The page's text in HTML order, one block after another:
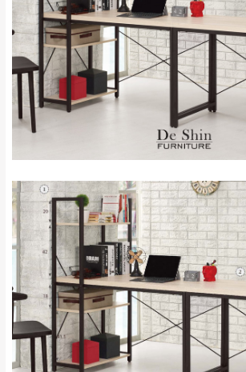
＊A108產品另收運費
新北
基隆
運費
$ 9,000以下：
NT$500元
＊A108產品另收運費
苗栗
$ 9,000以上：免
運費
$ 9,000以下：
NT$500元
＊A108產品另收運費
配送範圍：
苗栗至基隆；其它地區暫不開
地型限制(山區、鄉、鎮、村)
法搬運上樓等因素，導致無法
保有出貨的權利。
保護物流人員的工作安全，賣
服務，若需以吊車或其他的吊
因大型傢俱有組裝、配送的問
快速到貨商品，無法指定特定
機當天到貨前皆會再與您通知
天在家等貨，以節省您的寶貴
由於百貨公司配送較為不易，
至百貨公司內部。
發票寄送：
若您選擇三聯式或索取兩聯式發票